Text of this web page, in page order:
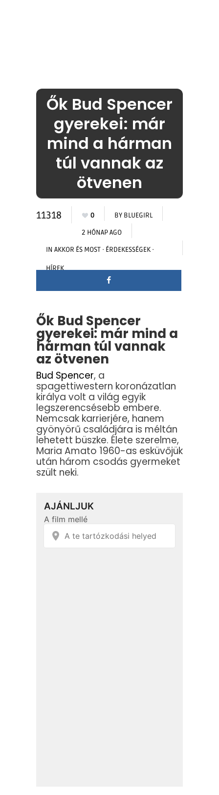
Ők Bud Spencer
gyerekei: már
mind a hárman
túl vannak az
ötvenen
11318 0 BY BLUEGIRL
2 HÓNAP AGO
IN AKKOR ÉS MOST · ÉRDEKESSÉGEK ·
HÍREK
Ők Bud Spencer
gyerekei: már mind a
hárman túl vannak
az ötvenen
Bud Spencer, a
spagettiwestern koronázatlan
királya volt a világ egyik
legszerencsésebb embere.
Nemcsak karrierjére, hanem
gyönyörű családjára is méltán
lehetett büszke. Élete szerelme,
Maria Amato 1960-as esküvőjük
után három csodás gyermeket
szült neki.